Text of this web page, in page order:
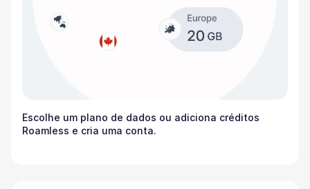
Escolhe um plano de dados ou adiciona créditos
Roamless e cria uma conta.